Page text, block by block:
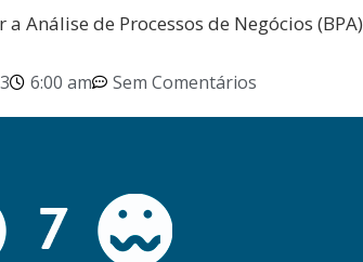
Análise de Processos de Negócios (BPA)
6:00 am Sem Comentários